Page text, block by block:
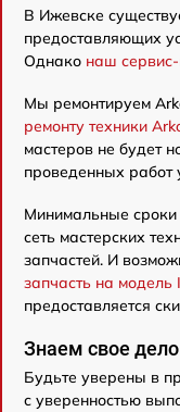
В Ижевске
предоставляющих
Однако наш
Мы ремонтируем
ремонту техники
мастеров не будет
проведенных работ
Минимальные
сеть мастерских
запчастей. И
запчасть на модель
предоставляется
Знаем свое дело
Будьте уверены в
с уверенностью